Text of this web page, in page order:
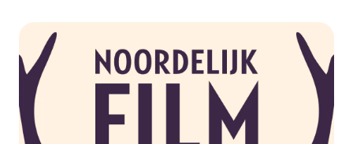
NFF
Noordelijk
Film
Festival